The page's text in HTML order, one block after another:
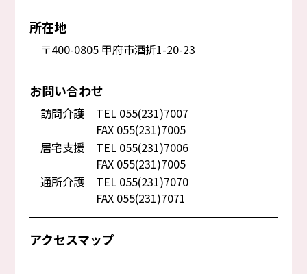
所在地
〒400-0805 甲府市酒折1-20-23
お問い合わせ
訪問介護
TEL 055(231)7007
FAX 055(231)7005
居宅支援
TEL 055(231)7006
FAX 055(231)7005
通所介護
TEL 055(231)7070
FAX 055(231)7071
アクセスマップ